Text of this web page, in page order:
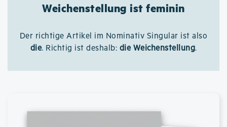
Weichenstellung ist feminin
Der richtige Artikel im Nominativ Singular ist also
die. Richtig ist deshalb: die Weichenstellung.